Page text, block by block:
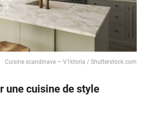
Cuisine scandinave — V1ktoria / Shutterstock.com
une cuisine de style